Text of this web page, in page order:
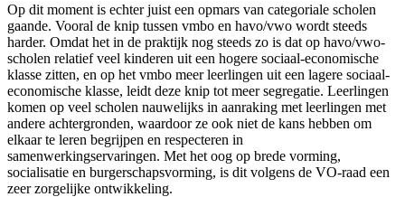
Op dit moment is echter juist een opmars van categoriale scholen
gaande. Vooral de knip tussen vmbo en havo/vwo wordt steeds
harder. Omdat het in de praktijk nog steeds zo is dat op havo/vwo-
scholen relatief veel kinderen uit een hogere sociaal-economische
klasse zitten, en op het vmbo meer leerlingen uit een lagere sociaal-
economische klasse, leidt deze knip tot meer segregatie. Leerlingen
komen op veel scholen nauwelijks in aanraking met leerlingen met
andere achtergronden, waardoor ze ook niet de kans hebben om
elkaar te leren begrijpen en respecteren in
samenwerkingservaringen. Met het oog op brede vorming,
socialisatie en burgerschapsvorming, is dit volgens de VO-raad een
zeer zorgelijke ontwikkeling.